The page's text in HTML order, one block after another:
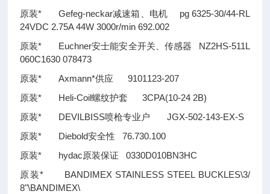
原装* Gefeg-neckar减速箱、电机 pg 6325-30/44-RL
24VDC 2.75A 44W 3000r/min 692.002
原装* Euchner安士能安全开关、传感器 NZ2HS-511L
060C1630 078473
原装* Axmann*供应 9101123-207
原装* Heli-Coil螺纹护套 3CPA(10-24 2B)
原装* DEVILBISS喷枪专业户 JGX-502-143-EX-S
原装* Diebold安全性 76.730.100
原装* hydac原装保证 0330D010BN3HC
原装* BANDIMEX STAINLESS STEEL BUCKLES\3/
8"\BANDIMEX\